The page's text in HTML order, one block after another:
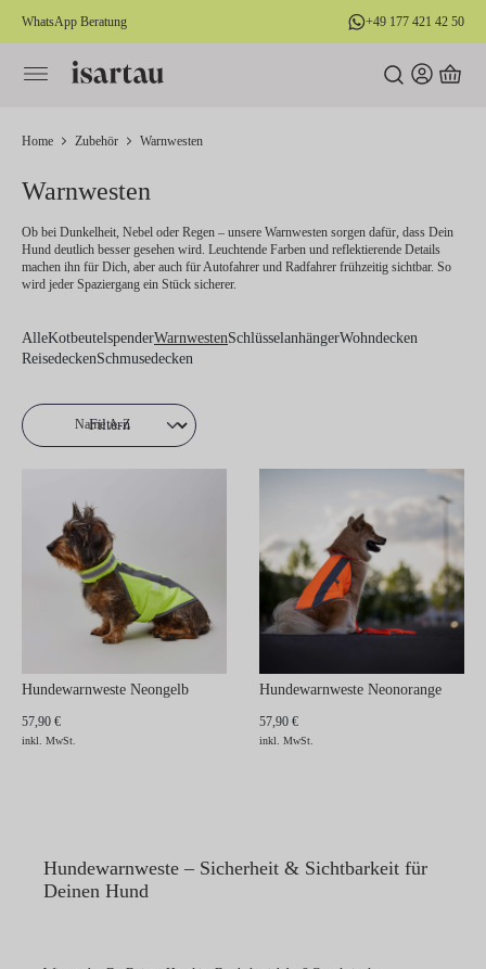
springen
WhatsApp Beratung +49 177 421 42 50
Home Zubehör Warnwesten
Warnwesten
Ob bei Dunkelheit, Nebel oder Regen – unsere Warnwesten sorgen dafür, dass Dein
Hund deutlich besser gesehen wird. Leuchtende Farben und reflektierende Details
machen ihn für Dich, aber auch für Autofahrer und Radfahrer frühzeitig sichtbar. So
wird jeder Spaziergang ein Stück sicherer.
AlleKotbeutelspenderWarnwestenSchlüsselanhängerWohndecken
ReisedeckenSchmusedecken
Filtern
Hundewarnweste Neongelb
57,90 €
inkl. MwSt.
Hundewarnweste Neonorange
57,90 €
inkl. MwSt.
Hundewarnweste – Sicherheit & Sichtbarkeit für
Deinen Hund